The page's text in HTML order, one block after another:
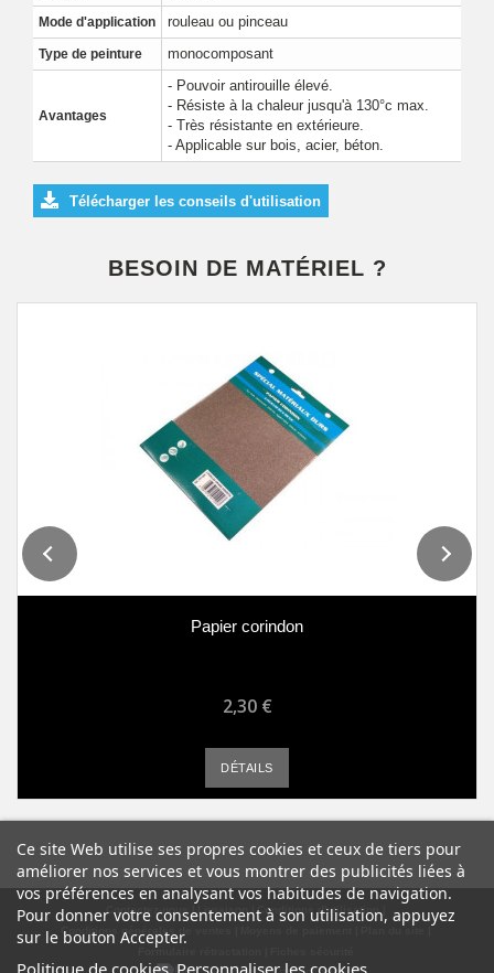
Mode d'application rouleau ou pinceau
Type de peinture monocomposant
Avantages
- Pouvoir antirouille élevé.
- Résiste à la chaleur jusqu'à 130°c max.
- Très résistante en extérieure.
- Applicable sur bois, acier, béton.
Télécharger les conseils d'utilisation
BESOIN DE MATÉRIEL ?
Papier corindon
2,30 €
DÉTAILS
Contactez-nous Livraison
Conditions d'utilisation
Conditions générales de ventes
Formulaire rétractation
Ce site Web utilise ses propres cookies et ceux de tiers pour
améliorer nos services et vous montrer des publicités liées à
vos préférences en analysant vos habitudes de navigation.
Pour donner votre consentement à son utilisation, appuyez
sur le bouton Accepter.
Politique de cookies Personnaliser les cookies